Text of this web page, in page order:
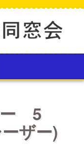
ー 5
ザー)